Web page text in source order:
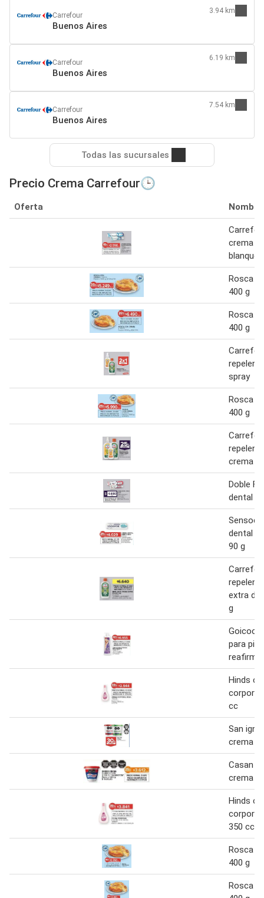
Carrefour
Buenos Aires
3.94 km
Carrefour
Buenos Aires
6.19 km
Carrefour
Buenos Aires
7.54 km
Todas las sucursales
Precio Crema Carrefour🕒
Oferta Nombre
crema
Rosca
400 g
Rosca
400 g
spray
Rosca
400 g
crema y
Doble
dental
dental
90 g
extra
g
para
Hinds
corporal
cc
San
crema
Casan
crema
Hinds
corporal
350 cc
Rosca
400 g
Rosca